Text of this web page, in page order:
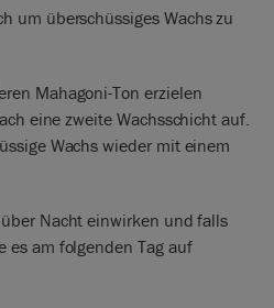
um überschüssiges Wachs zu
Mahagoni-Ton erzielen
eine zweite Wachsschicht auf.
Wachs wieder mit einem
über Nacht einwirken und falls
es am folgenden Tag auf